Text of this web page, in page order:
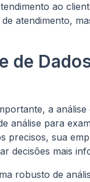
ao
atendimento,
de
a
análise para
precisos, sua
decisões mais
robusto de